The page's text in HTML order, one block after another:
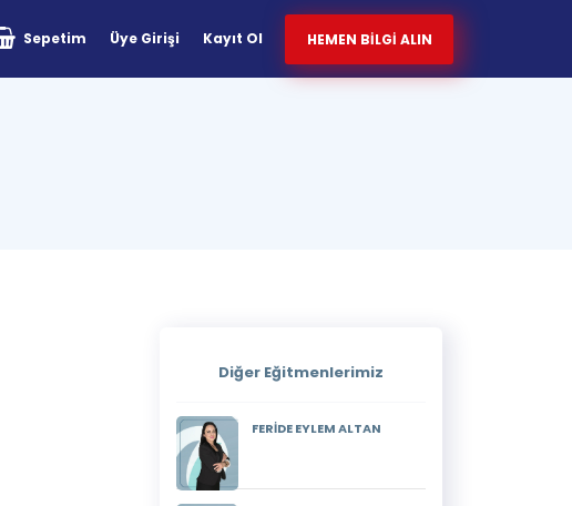
Sepetim Üye Girişi Kayıt Ol HEMEN BİLGİ ALIN
Diğer Eğitmenlerimiz
FERİDE EYLEM ALTAN